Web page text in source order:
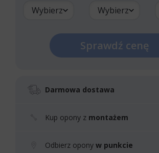
Wybierz Wybierz
Sprawdź cenę
Darmowa dostawa
Kup opony z montażem
Odbierz opony w punkcie